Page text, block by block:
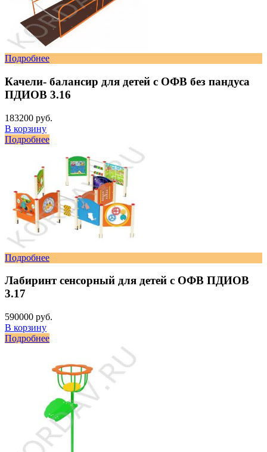
Подробнее
Качели- балансир для детей с ОФВ без пандуса
ПДИОВ 3.16
183200 руб.
В корзину
Подробнее
Подробнее
Лабиринт сенсорный для детей с ОФВ ПДИОВ
3.17
590000 руб.
В корзину
Подробнее